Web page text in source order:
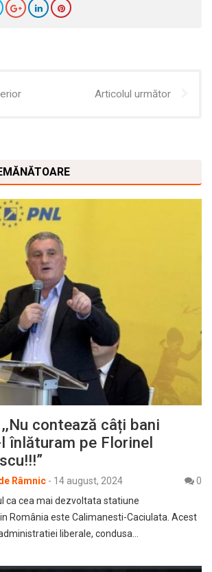
Articolul următor
,,Nu contează câți bani
înlăturam pe Florinel
Râmnic - 14 august, 2024
0
ca cea mai dezvoltata statiune
România este Calimanesti-Caciulata. Acest
liberale, condusa…